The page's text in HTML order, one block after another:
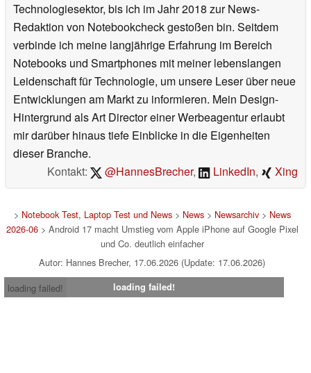
Technologiesektor, bis ich im Jahr 2018 zur News-
Redaktion von Notebookcheck gestoßen bin. Seitdem
verbinde ich meine langjährige Erfahrung im Bereich
Notebooks und Smartphones mit meiner lebenslangen
Leidenschaft für Technologie, um unsere Leser über neue
Entwicklungen am Markt zu informieren. Mein Design-
Hintergrund als Art Director einer Werbeagentur erlaubt
mir darüber hinaus tiefe Einblicke in die Eigenheiten
dieser Branche.
Kontakt:
@HannesBrecher, LinkedIn, Xing
> Notebook Test, Laptop Test und News> News> Newsarchiv> News
2026-06> Android 17 macht Umstieg vom Apple iPhone auf Google Pixel
und Co. deutlich einfacher
Autor: Hannes Brecher, 17.06.2026 (Update: 17.06.2026)
loading failed!
loading failed!